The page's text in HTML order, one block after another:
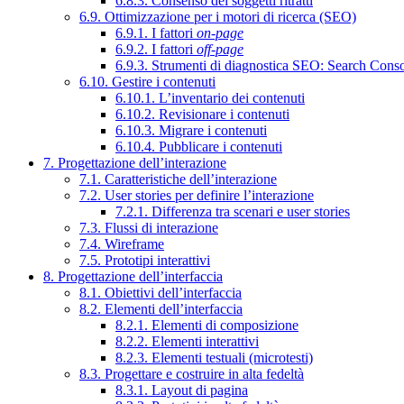
6.9. Ottimizzazione per i motori di ricerca (SEO)
6.9.1. I fattori on-page
6.9.2. I fattori off-page
6.9.3. Strumenti di diagnostica SEO: Search
6.10. Gestire i contenuti
6.10.1. L’inventario dei contenuti
6.10.2. Revisionare i contenuti
6.10.3. Migrare i contenuti
6.10.4. Pubblicare i contenuti
7. Progettazione dell’interazione
7.1. Caratteristiche dell’interazione
7.2. User stories per definire l’interazione
7.2.1. Differenza tra scenari e user stories
7.3. Flussi di interazione
7.4. Wireframe
7.5. Prototipi interattivi
8. Progettazione dell’interfaccia
8.1. Obiettivi dell’interfaccia
8.2. Elementi dell’interfaccia
8.2.1. Elementi di composizione
8.2.2. Elementi interattivi
8.2.3. Elementi testuali (microtesti)
8.3. Progettare e costruire in alta fedeltà
8.3.1. Layout di pagina